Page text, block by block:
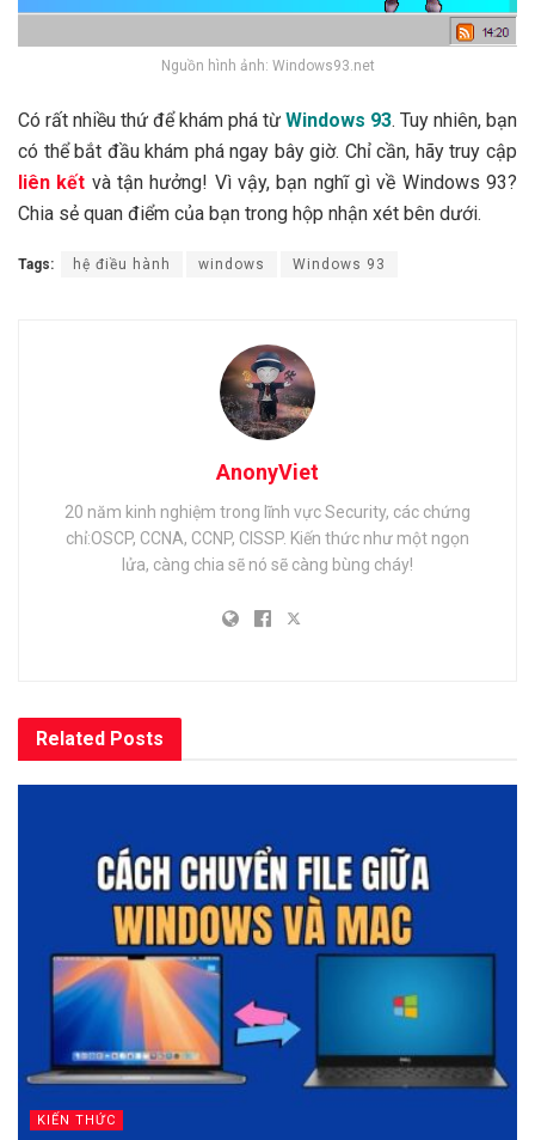
Nguồn hình ảnh: Windows93.net
Có rất nhiều thứ để khám phá từ Windows 93. Tuy nhiên, bạn
có thể bắt đầu khám phá ngay bây giờ. Chỉ cần, hãy truy cập
liên kết và tận hưởng! Vì vậy, bạn nghĩ gì về Windows 93?
Chia sẻ quan điểm của bạn trong hộp nhận xét bên dưới.
Tags: hệ điều hành windows Windows 93
AnonyViet
20 năm kinh nghiệm trong lĩnh vực Security, các chứng
chỉ:OSCP, CCNA, CCNP, CISSP. Kiến thức như một ngọn
lửa, càng chia sẽ nó sẽ càng bùng cháy!
Related Posts
KIẾN THỨC